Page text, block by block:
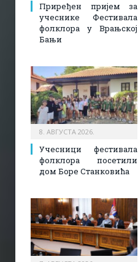
Приређен пријем за
учеснике Фестивала
фолклора у Врањској
Бањи
8. АВГУСТА 2026.
Учесници фестивала
фолклора посетили
дом Боре Станковића